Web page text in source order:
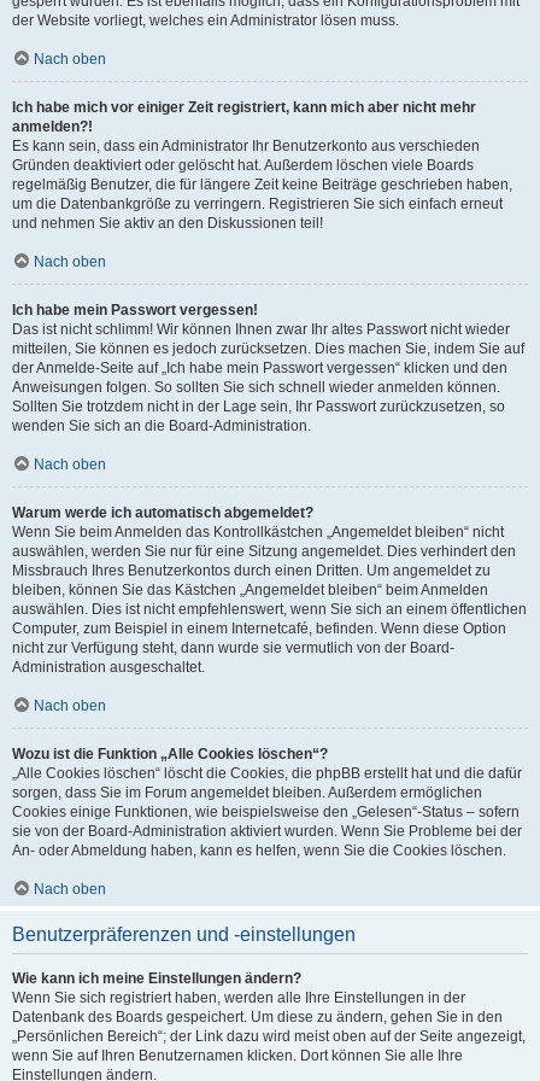
der Website vorliegt, welches ein Administrator lösen muss.
Nach oben
Ich habe mich vor einiger Zeit registriert, kann mich aber nicht mehr
anmelden?!
Es kann sein, dass ein Administrator Ihr Benutzerkonto aus verschieden
Gründen deaktiviert oder gelöscht hat. Außerdem löschen viele Boards
regelmäßig Benutzer, die für längere Zeit keine Beiträge geschrieben haben,
um die Datenbankgröße zu verringern. Registrieren Sie sich einfach erneut
und nehmen Sie aktiv an den Diskussionen teil!
Nach oben
Ich habe mein Passwort vergessen!
Das ist nicht schlimm! Wir können Ihnen zwar Ihr altes Passwort nicht wieder
mitteilen, Sie können es jedoch zurücksetzen. Dies machen Sie, indem Sie auf
der Anmelde-Seite auf „Ich habe mein Passwort vergessen“ klicken und den
Anweisungen folgen. So sollten Sie sich schnell wieder anmelden können.
Sollten Sie trotzdem nicht in der Lage sein, Ihr Passwort zurückzusetzen, so
wenden Sie sich an die Board-Administration.
Nach oben
Warum werde ich automatisch abgemeldet?
Wenn Sie beim Anmelden das Kontrollkästchen „Angemeldet bleiben“ nicht
auswählen, werden Sie nur für eine Sitzung angemeldet. Dies verhindert den
Missbrauch Ihres Benutzerkontos durch einen Dritten. Um angemeldet zu
bleiben, können Sie das Kästchen „Angemeldet bleiben“ beim Anmelden
auswählen. Dies ist nicht empfehlenswert, wenn Sie sich an einem öffentlichen
Computer, zum Beispiel in einem Internetcafé, befinden. Wenn diese Option
nicht zur Verfügung steht, dann wurde sie vermutlich von der Board-
Administration ausgeschaltet.
Nach oben
Wozu ist die Funktion „Alle Cookies löschen“?
„Alle Cookies löschen“ löscht die Cookies, die phpBB erstellt hat und die dafür
sorgen, dass Sie im Forum angemeldet bleiben. Außerdem ermöglichen
Cookies einige Funktionen, wie beispielsweise den „Gelesen“-Status – sofern
sie von der Board-Administration aktiviert wurden. Wenn Sie Probleme bei der
An- oder Abmeldung haben, kann es helfen, wenn Sie die Cookies löschen.
Nach oben
Benutzerpräferenzen und -einstellungen
Wie kann ich meine Einstellungen ändern?
Wenn Sie sich registriert haben, werden alle Ihre Einstellungen in der
Datenbank des Boards gespeichert. Um diese zu ändern, gehen Sie in den
„Persönlichen Bereich“; der Link dazu wird meist oben auf der Seite angezeigt,
wenn Sie auf Ihren Benutzernamen klicken. Dort können Sie alle Ihre
Einstellungen ändern.